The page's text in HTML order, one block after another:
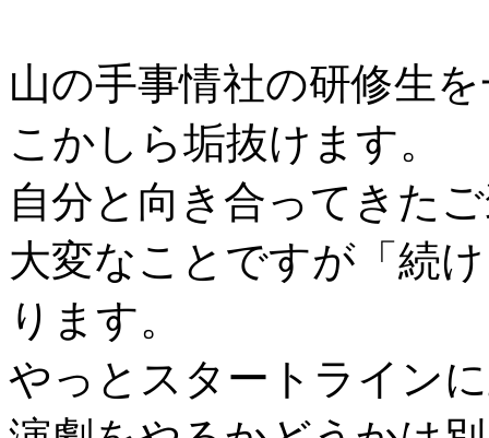
山の手事情社の研修生
こかしら垢抜けます。
自分と向き合ってきた
大変なことですが「続
ります。
やっとスタートライン